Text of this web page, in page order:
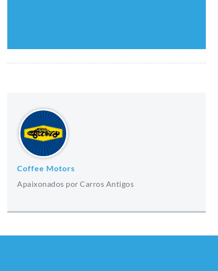
Coffee Motors
Apaixonados por Carros Antigos